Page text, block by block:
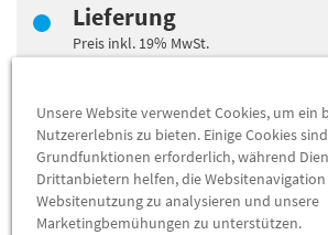
Lieferung
Preis inkl. 19% MwSt.
Abholung
Preis inkl.19%MwSt.
Abholbar andiesen Standorten
Unsere Website verwendet Cookies, um ein
Nutzererlebnis zu bieten. Einige Cookies
Grundfunktionen erforderlich, während
Drittanbietern helfen, die
Websitenutzung zu analysieren und unsere
Marketingbemühungen zu unterstützen.